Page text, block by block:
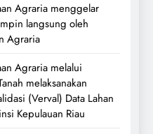
Agraria menggelar
langsung oleh
Agraria
Agraria melalui
melaksanakan
(Verval) Data Lahan
Kepulauan Riau